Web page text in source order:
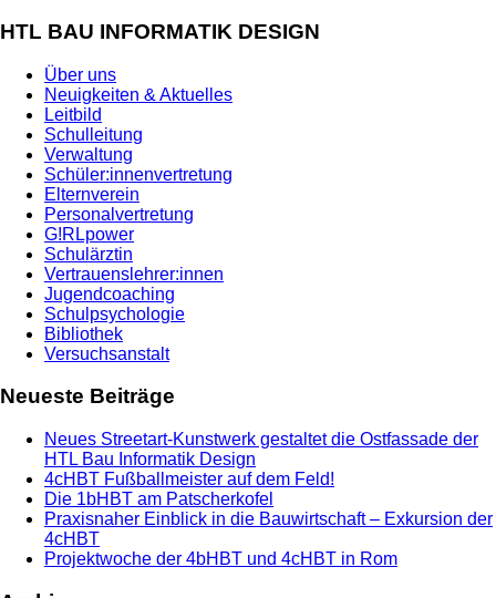
HTL BAU INFORMATIK DESIGN
Über uns
Neuigkeiten & Aktuelles
Leitbild
Schulleitung
Verwaltung
Schüler:innenvertretung
Elternverein
Personalvertretung
G!RLpower
Schulärztin
Vertrauenslehrer:innen
Jugendcoaching
Schulpsychologie
Bibliothek
Versuchsanstalt
Neueste Beiträge
Neues Streetart-Kunstwerk gestaltet die Ostfassade der
HTL Bau Informatik Design
4cHBT Fußballmeister auf dem Feld!
Die 1bHBT am Patscherkofel
Praxisnaher Einblick in die Bauwirtschaft – Exkursion der
4cHBT
Projektwoche der 4bHBT und 4cHBT in Rom